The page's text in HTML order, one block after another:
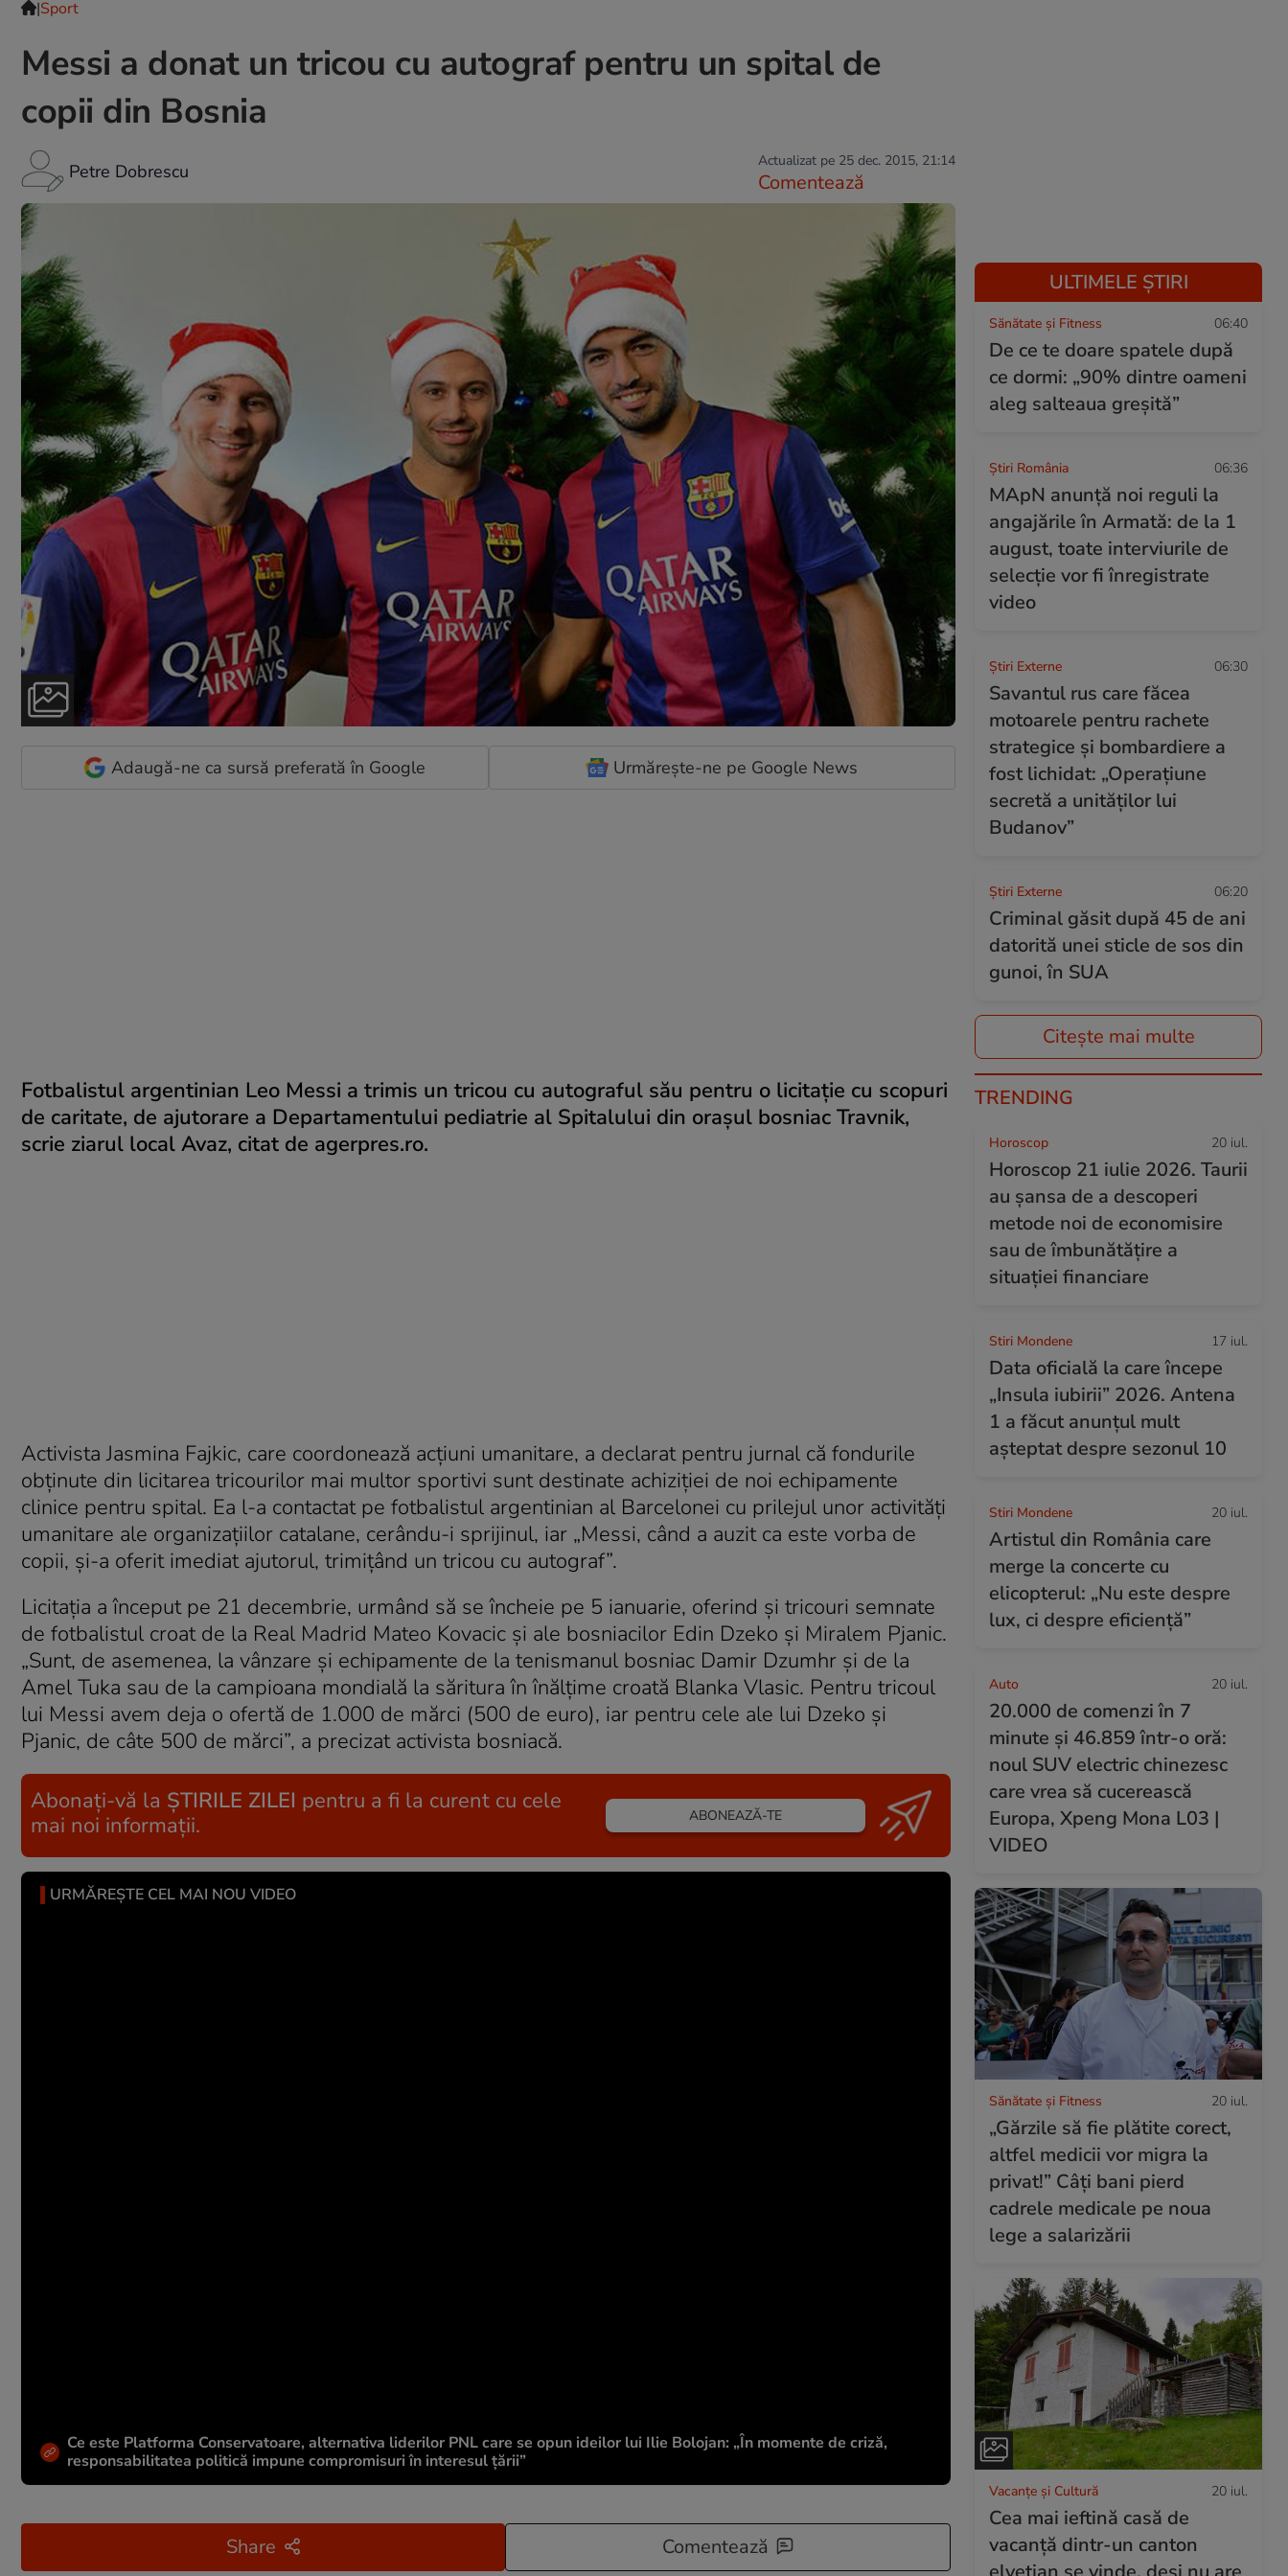
|Sport
Messi a donat un tricou cu autograf pentru un spital de
copii din Bosnia
Petre Dobrescu Actualizat pe 25 dec. 2015, 21:14
Comentează
Adaugă-ne ca sursă preferată în Google Urmărește-ne pe Google News
Fotbalistul argentinian Leo Messi a trimis un tricou cu autograful său pentru o licitație cu scopuri
de caritate, de ajutorare a Departamentului pediatrie al Spitalului din orașul bosniac Travnik,
scrie ziarul local Avaz, citat de agerpres.ro.
Activista Jasmina Fajkic, care coordonează acțiuni umanitare, a declarat pentru jurnal că fondurile
obținute din licitarea tricourilor mai multor sportivi sunt destinate achiziției de noi echipamente
clinice pentru spital. Ea l-a contactat pe fotbalistul argentinian al Barcelonei cu prilejul unor activități
umanitare ale organizațiilor catalane, cerându-i sprijinul, iar „Messi, când a auzit ca este vorba de
copii, și-a oferit imediat ajutorul, trimițând un tricou cu autograf”.
Licitația a început pe 21 decembrie, urmând să se încheie pe 5 ianuarie, oferind și tricouri semnate
de fotbalistul croat de la Real Madrid Mateo Kovacic și ale bosniacilor Edin Dzeko și Miralem Pjanic.
„Sunt, de asemenea, la vânzare și echipamente de la tenismanul bosniac Damir Dzumhr și de la
Amel Tuka sau de la campioana mondială la săritura în înălțime croată Blanka Vlasic. Pentru tricoul
lui Messi avem deja o ofertă de 1.000 de mărci (500 de euro), iar pentru cele ale lui Dzeko și
Pjanic, de câte 500 de mărci”, a precizat activista bosniacă.
Abonați-vă la ȘTIRILE ZILEI pentru a fi la curent cu cele
mai noi informații.
ABONEAZĂ-TE
URMĂREȘTE CEL MAI NOU VIDEO
Ce este Platforma Conservatoare, alternativa liderilor PNL care se opun ideilor lui Ilie Bolojan: „În momente de criză,
responsabilitatea politică impune compromisuri în interesul țării”
Share Comentează
ULTIMELE ȘTIRI
Sănătate și Fitness 06:40
De ce te doare spatele după
ce dormi: „90% dintre oameni
aleg salteaua greșită”
Știri România 06:36
MApN anunță noi reguli la
angajările în Armată: de la 1
august, toate interviurile de
selecție vor fi înregistrate
video
Știri Externe 06:30
Savantul rus care făcea
motoarele pentru rachete
strategice și bombardiere a
fost lichidat: „Operațiune
secretă a unităților lui
Budanov”
Știri Externe 06:20
Criminal găsit după 45 de ani
datorită unei sticle de sos din
gunoi, în SUA
Citește mai multe
TRENDING
Horoscop 20 iul.
Horoscop 21 iulie 2026. Taurii
au șansa de a descoperi
metode noi de economisire
sau de îmbunătățire a
situației financiare
Stiri Mondene 17 iul.
Data oficială la care începe
„Insula iubirii” 2026. Antena
1 a făcut anunțul mult
așteptat despre sezonul 10
Stiri Mondene 20 iul.
Artistul din România care
merge la concerte cu
elicopterul: „Nu este despre
lux, ci despre eficiență”
Auto 20 iul.
20.000 de comenzi în 7
minute și 46.859 într-o oră:
noul SUV electric chinezesc
care vrea să cucerească
Europa, Xpeng Mona L03 |
VIDEO
Sănătate și Fitness 20 iul.
„Gărzile să fie plătite corect,
altfel medicii vor migra la
privat!” Câți bani pierd
cadrele medicale pe noua
lege a salarizării
Vacanțe și Cultură 20 iul.
Cea mai ieftină casă de
vacanță dintr-un canton